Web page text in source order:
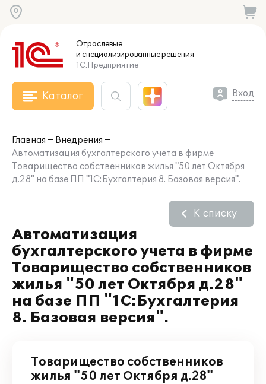
Отраслевые
и специализированныерешения
1С:Предприятие
Каталог Вход
Главная
Внедрения
Автоматизация бухгалтерского учета в фирме
Товарищество собственников жилья "50 лет Октября
д.28" на базе ПП "1C:Бухгалтерия 8. Базовая версия".
Автоматизация
бухгалтерского учета в фирме
Товарищество собственников
жилья "50 лет Октября д.28"
на базе ПП "1C:Бухгалтерия
8. Базовая версия".
К списку
Товарищество собственников
жилья "50 лет Октября д.28"